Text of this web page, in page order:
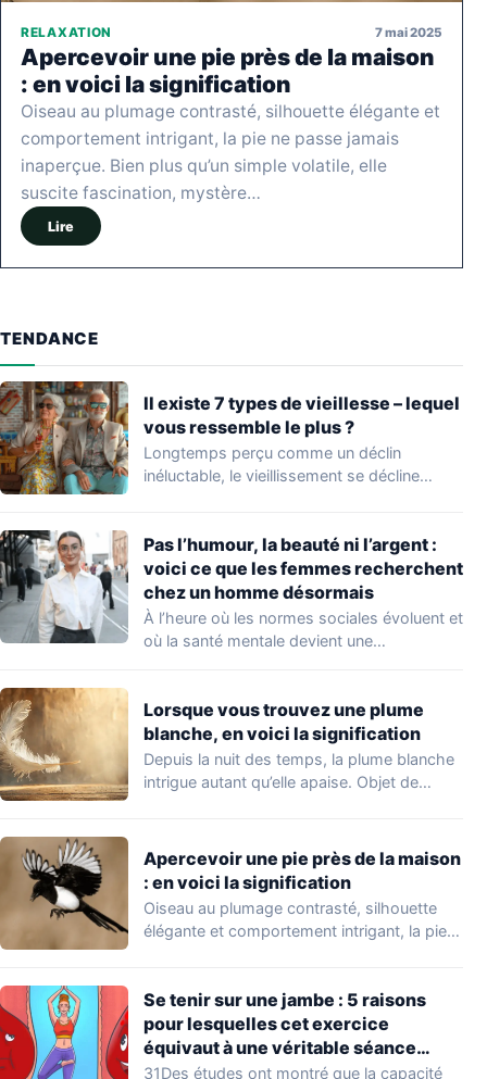
RELAXATION 7 mai 2025
Apercevoir une pie près de la maison
: en voici la signification
Oiseau au plumage contrasté, silhouette élégante et
comportement intrigant, la pie ne passe jamais
inaperçue. Bien plus qu’un simple volatile, elle
suscite fascination, mystère…
Lire
TENDANCE
Il existe 7 types de vieillesse – lequel
vous ressemble le plus ?
Longtemps perçu comme un déclin
inéluctable, le vieillissement se décline
Pas l’humour, la beauté ni l’argent :
voici ce que les femmes recherchent
chez un homme désormais
À l’heure où les normes sociales évoluent et
où la santé mentale devient une…
Lorsque vous trouvez une plume
blanche, en voici la signification
Depuis la nuit des temps, la plume blanche
intrigue autant qu’elle apaise. Objet de…
Apercevoir une pie près de la maison
: en voici la signification
Oiseau au plumage contrasté, silhouette
élégante et comportement intrigant, la pie
Se tenir sur une jambe : 5 raisons
pour lesquelles cet exercice
équivaut à une véritable séance
d’entraînement
31Des études ont montré que la capacité